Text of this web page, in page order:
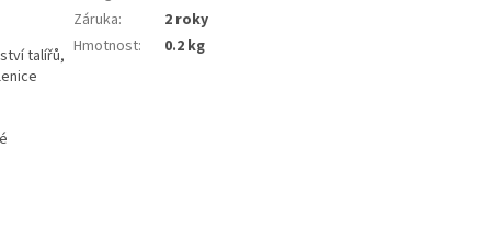
talířů,
Záruka:
2 roky
Hmotnost: 0.2 kg